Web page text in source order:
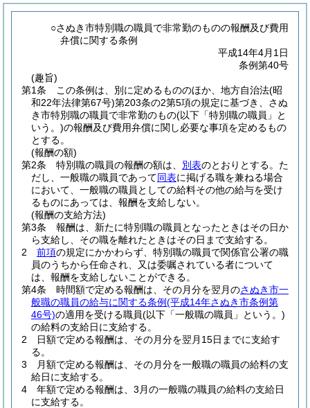
○さぬき市特別職の職員で非常勤のものの報酬及び費用
弁償に関する条例
平成14年4月1日
条例第40号
(趣旨)
第1条
この条例は、別に定めるもののほか、地方自治法(昭
和22年法律第67号)第203条の2第5項の規定に基づき、さぬ
き市特別職の職員で非常勤のもの(以下「特別職の職員」と
いう。)の報酬及び費用弁償に関し必要な事項を定めるもの
とする。
(報酬の額)
第2条
特別職の職員の報酬の額は、 別表のとおりとする。 た
だし、一般職の職員であって同表に掲げる職を兼ねる場合
において、一般職の職員としての給料その他の給与を受け
るものにあっては、報酬を支給しない。
(報酬の支給方法)
第3条
報酬は、新たに特別職の職員となったときはその日か
ら支給し、その職を離れたときはその日まで支給する。
2
前項の規定にかかわらず、特別職の職員で関係官公署の職
員のうちから任命され、又は委嘱されている者について
は、報酬を支給しないことができる。
第4条
時間額で定める報酬は、その月分を翌月のさぬき市一
般職の職員の給与に関する条例(平成14年さぬき市条例第
46号)の適用を受ける職員(以下「一般職の職員」という。)
の給料の支給日に支給する。
2
日額で定める報酬は、その月分を翌月15日までに支給す
る。
3
月額で定める報酬は、その月分を一般職の職員の給料の支
給日に支給する。
4
年額で定める報酬は、3月の一般職の職員の給料の支給日
に支給する。